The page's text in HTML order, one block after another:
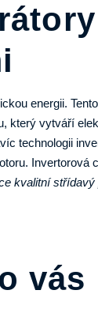
energii.
který vytváří
technologii
Invertorová
kvalitní střídavý
vás